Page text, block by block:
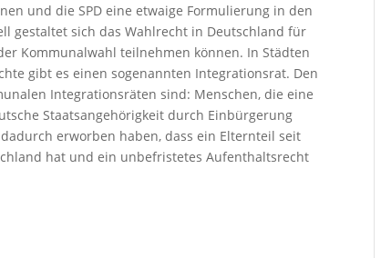
und die SPD eine etwaige Formulierung in den
gestaltet sich das Wahlrecht in Deutschland für
Kommunalwahl teilnehmen können. In Städten
gibt es einen sogenannten Integrationsrat. Den
Integrationsräten sind: Menschen, die eine
Staatsangehörigkeit durch Einbürgerung
erworben haben, dass ein Elternteil seit
hat und ein unbefristetes Aufenthaltsrecht